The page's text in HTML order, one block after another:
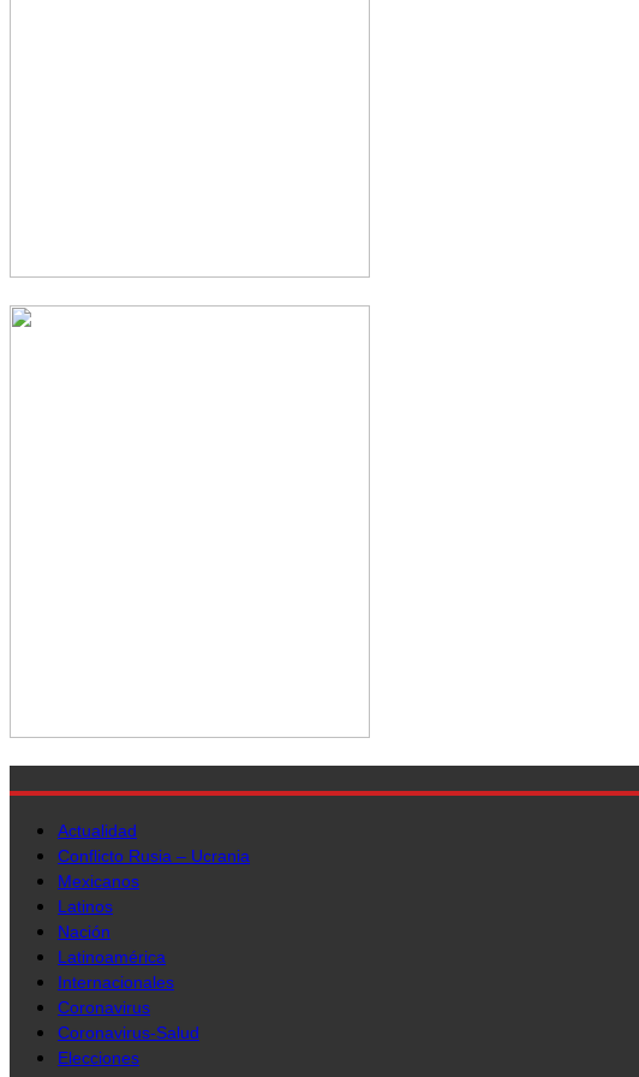
Actualidad
Conflicto Rusia – Ucrania
Mexicanos
Latinos
Nación
Latinoamérica
Internacionales
Coronavirus
Coronavirus-Salud
Elecciones